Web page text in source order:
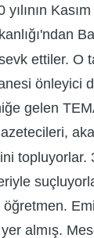
ettiler. O
önleyici
gelen
topluyorlar.
almış.